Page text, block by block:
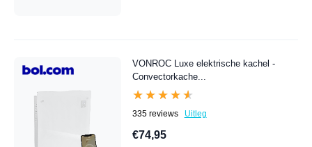
VONROC Luxe elektrische kachel -
Convectorkache...
★★★★★
★★★★★
335 reviews Uitleg
€74,95